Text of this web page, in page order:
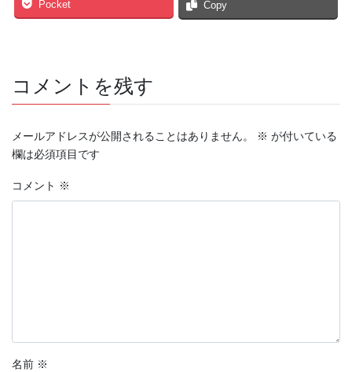
Pocket Copy
コメントを残す
メールアドレスが公開されることはありません。 ※ が付いている
欄は必須項目です
コメント ※
名前 ※